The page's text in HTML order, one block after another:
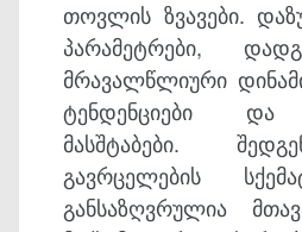
თოვლის ზვავები.
პარამეტრები,
მრავალწლიური
ტენდენციები და
მასშტაბები.
გავრცელების
განსაზღვრულია